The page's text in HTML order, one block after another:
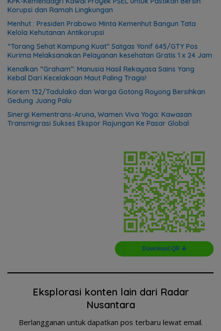
Korupsi dan Ramah Lingkungan
Menhut : Presiden Prabowo Minta Kemenhut Bangun Tata
Kelola Kehutanan Antikorupsi
“Torang Sehat Kampung Kuat” Satgas Yonif 645/GTY Pos
Kurima Melaksanakan Pelayanan kesehatan Gratis 1 x 24 Jam
Kenalkan “Graham”: Manusia Hasil Rekayasa Sains Yang
Kebal Dari Kecelakaan Maut Paling Tragis!
Korem 132/Tadulako dan Warga Gotong Royong Bersihkan
Gedung Juang Palu
Sinergi Kementrans-Aruna, Wamen Viva Yoga: Kawasan
Transmigrasi Sukses Ekspor Rajungan Ke Pasar Global
Download QR 🠋
Eksplorasi konten lain dari Radar
Nusantara
Berlangganan untuk dapatkan pos terbaru lewat email.